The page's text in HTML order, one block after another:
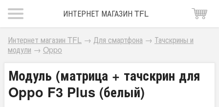
ИНТЕРНЕТ МАГАЗИН TFL
Интернет магазин TFL → Для смартфона → Тачскрины и
модули → Oppo
Модуль (матрица + тачскрин для
Oppo F3 Plus (белый)